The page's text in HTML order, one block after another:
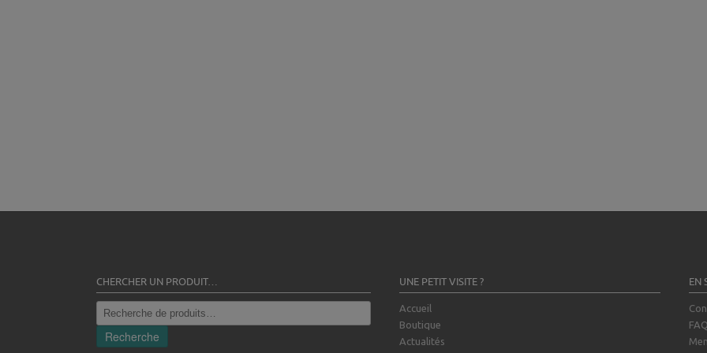
CHERCHER UN PRODUIT…
Recherche
pour :
Recherche
UNE PETIT VISITE ?
Accueil
Boutique
Actualités
EN